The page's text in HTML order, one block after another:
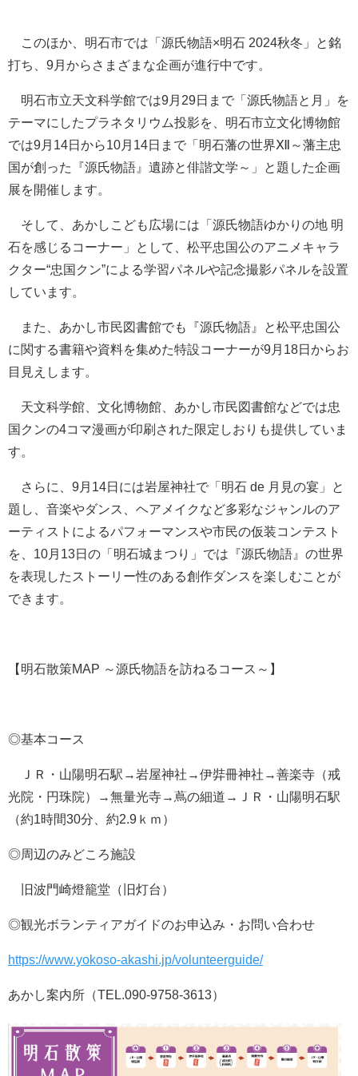
このほか、明石市では「源氏物語×明石 2024秋冬」と銘
打ち、9月からさまざまな企画が進行中です。
明石市立天文科学館では9月29日まで「源氏物語と月」を
テーマにしたプラネタリウム投影を、明石市立文化博物館
では9月14日から10月14日まで「明石藩の世界Ⅻ～藩主忠
国が創った『源氏物語』遺跡と俳諧文学～」と題した企画
展を開催します。
そして、あかしこども広場には「源氏物語ゆかりの地 明
石を感じるコーナー」として、松平忠国公のアニメキャラ
クター“忠国クン”による学習パネルや記念撮影パネルを設置
しています。
また、あかし市民図書館でも『源氏物語』と松平忠国公
に関する書籍や資料を集めた特設コーナーが9月18日からお
目見えします。
天文科学館、文化博物館、あかし市民図書館などでは忠
国クンの4コマ漫画が印刷された限定しおりも提供していま
す。
さらに、9月14日には岩屋神社で「明石 de 月見の宴」と
題し、音楽やダンス、ヘアメイクなど多彩なジャンルのア
ーティストによるパフォーマンスや市民の仮装コンテスト
を、10月13日の「明石城まつり」では『源氏物語』の世界
を表現したストーリー性のある創作ダンスを楽しむことが
できます。
【明石散策MAP ～源氏物語を訪ねるコース～】
◎基本コース
ＪＲ・山陽明石駅→岩屋神社→伊弉冊神社→善楽寺（戒
光院・円珠院）→無量光寺→蔦の細道→ＪＲ・山陽明石駅
（約1時間30分、約2.9ｋｍ）
◎周辺のみどころ施設
旧波門崎燈籠堂（旧灯台）
◎観光ボランティアガイドのお申込み・お問い合わせ
https://www.yokoso-akashi.jp/volunteerguide/
あかし案内所（TEL.090-9758-3613）